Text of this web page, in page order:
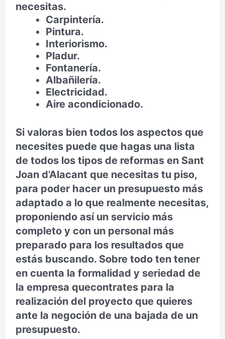
necesitas.
Carpintería.
Pintura.
Interiorismo.
Pladur.
Fontanería.
Albañilería.
Electricidad.
Aire acondicionado.
Si valoras bien todos los aspectos que
necesites puede que hagas una lista
de todos los tipos de reformas en Sant
Joan d’Alacant que necesitas tu piso,
para poder hacer un presupuesto más
adaptado a lo que realmente necesitas,
proponiendo así un servicio más
completo y con un personal más
preparado para los resultados que
estás buscando. Sobre todo ten tener
en cuenta la formalidad y seriedad de
la empresa quecontrates para la
realización del proyecto que quieres
ante la negoción de una bajada de un
presupuesto.